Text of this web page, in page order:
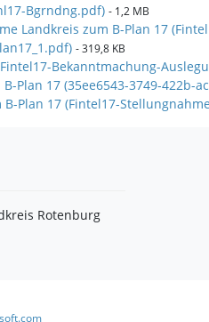
Bgrndng.pdf) - 1,2 MB
Landkreis zum B-Plan 17
- 319,8 KB
Bekanntmachung-
Plan 17 (35ee6543-3749-422b-
Plan 17 (Fintel17-
Rotenburg